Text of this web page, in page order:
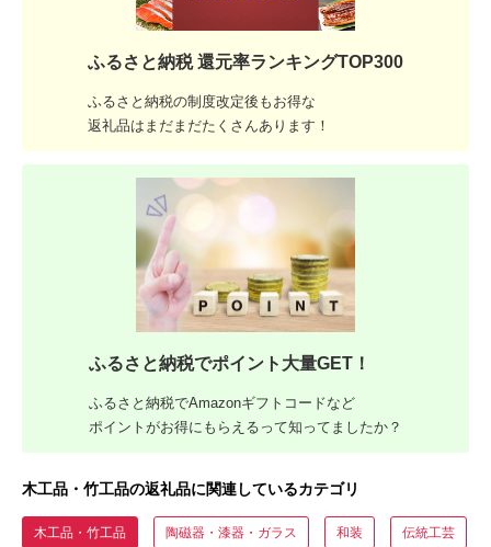
ふるさと納税 還元率ランキングTOP300
ふるさと納税の制度改定後もお得な
返礼品はまだまだたくさんあります！
ふるさと納税でポイント大量GET！
ふるさと納税でAmazonギフトコードなど
ポイントがお得にもらえるって知ってましたか？
木工品・竹工品の返礼品に関連しているカテゴリ
木工品・竹工品 陶磁器・漆器・ガラス 和装 伝統工芸